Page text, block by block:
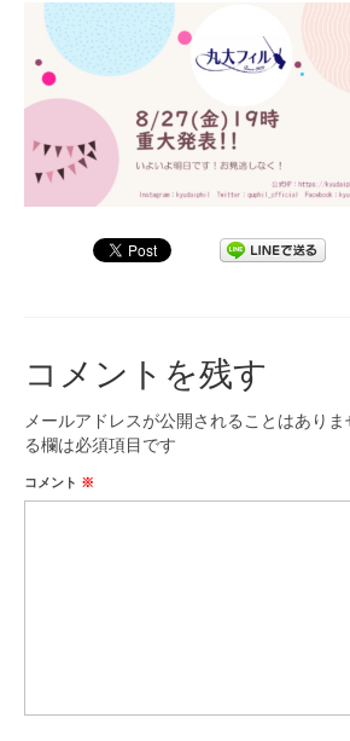
九大フィルの歴史
ご寄付のお願い
演奏会の歴史
出張演奏
コメントを残す
メールアドレスが公開されることはありま
る欄は必須項目です
コメント ※